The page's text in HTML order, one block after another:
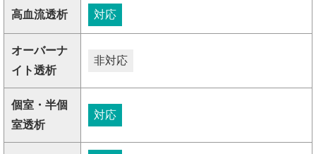
高血流透析 対応
オーバーナ
イト透析
非対応
個室・半個
室透析
対応